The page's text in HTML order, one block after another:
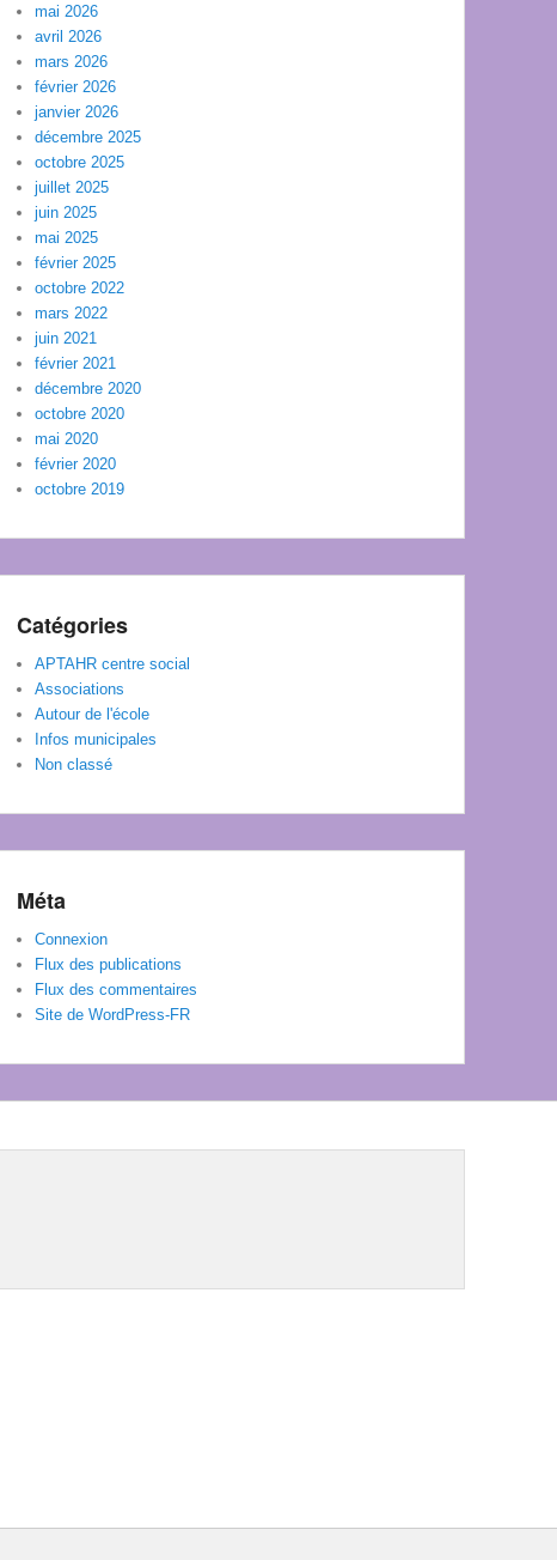
mai 2026
avril 2026
mars 2026
février 2026
janvier 2026
décembre 2025
octobre 2025
juillet 2025
juin 2025
mai 2025
février 2025
octobre 2022
mars 2022
juin 2021
février 2021
décembre 2020
octobre 2020
mai 2020
février 2020
octobre 2019
Catégories
APTAHR centre social
Associations
Autour de l'école
Infos municipales
Non classé
Méta
Connexion
Flux des publications
Flux des commentaires
Site de WordPress-FR